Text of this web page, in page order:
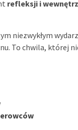
refleksji i
niezwykłym
To chwila, której